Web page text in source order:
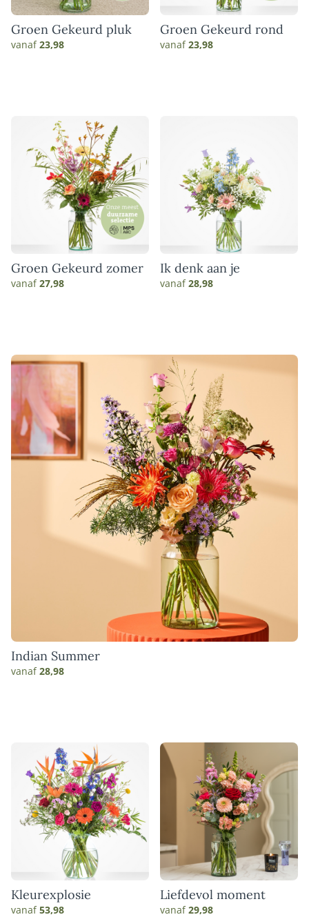
Groen Gekeurd pluk
vanaf23,98
Groen Gekeurd rond
vanaf23,98
Groen Gekeurd zomer
vanaf27,98
Ik denk aan je
vanaf28,98
Indian Summer
vanaf28,98
Kleurexplosie
vanaf53,98
Liefdevol moment
vanaf29,98